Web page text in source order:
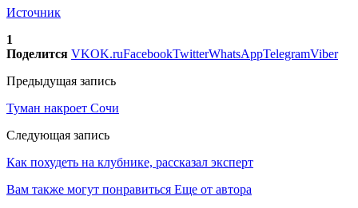
Источник
1
Поделится VKOK.ruFacebookTwitterWhatsAppTelegramViber
Предыдущая запись
Туман накроет Сочи
Следующая запись
Как похудеть на клубнике, рассказал эксперт
Вам также могут понравиться Еще от автора